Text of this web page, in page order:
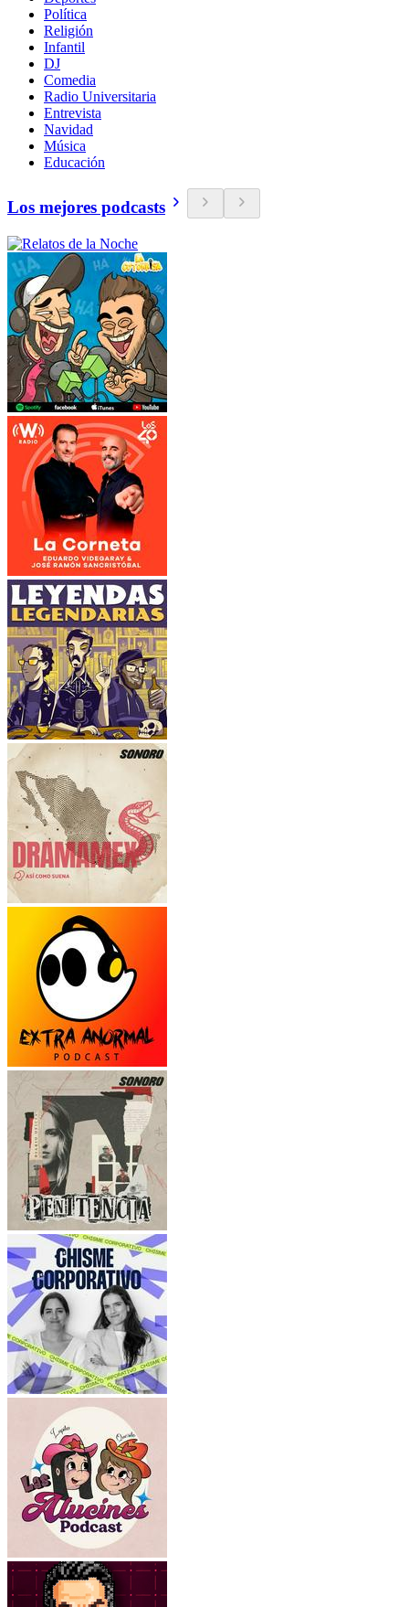
Política
Religión
Infantil
DJ
Comedia
Radio Universitaria
Entrevista
Navidad
Música
Educación
Los mejores podcasts